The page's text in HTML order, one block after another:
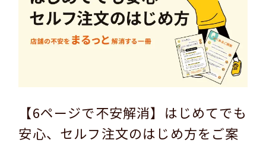
【6ページで不安解消】はじめてでも
安心、セルフ注文のはじめ方をご案